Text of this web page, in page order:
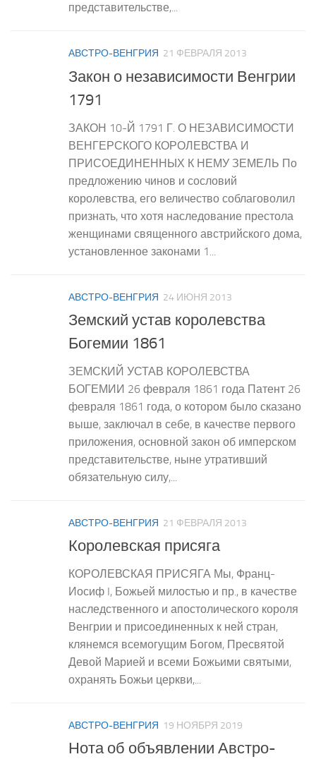
представительстве,...
АВСТРО-ВЕНГРИЯ 21 ФЕВРАЛЯ 2013
Закон о независимости Венгрии
1791
ЗАКОН 10-Й 1791 Г. О НЕЗАВИСИМОСТИ
ВЕНГЕРСКОГО КОРОЛЕВСТВА И
ПРИСОЕДИНЕННЫХ К НЕМУ ЗЕМЕЛЬ По
предложению чинов и сословий
королевства, его величество соблаговолил
признать, что хотя наследование престола
женщинами священного австрийского дома,
установленное законами 1...
АВСТРО-ВЕНГРИЯ 24 ИЮНЯ 2013
Земский устав королевства
Богемии 1861
ЗЕМСКИЙ УСТАВ КОРОЛЕВСТВА
БОГЕМИИ 26 февраля 1861 года Патент 26
февраля 1861 года, о котором было сказано
выше, заключал в себе, в качестве первого
приложения, основной закон об имперском
представительстве, ныне утративший
обязательную силу,...
АВСТРО-ВЕНГРИЯ 21 ФЕВРАЛЯ 2013
Королевская присяга
КОРОЛЕВСКАЯ ПРИСЯГА Мы, Франц-
Иосиф I, Божьей милостью и пр., в качестве
наследственного и апостолического короля
Венгрии и присоединенных к ней стран,
клянемся всемогущим Богом, Пресвятой
Девой Марией и всеми Божьими святыми,
охранять Божьи церкви,...
АВСТРО-ВЕНГРИЯ 19 НОЯБРЯ 2019
Нота об объявлении Австро-